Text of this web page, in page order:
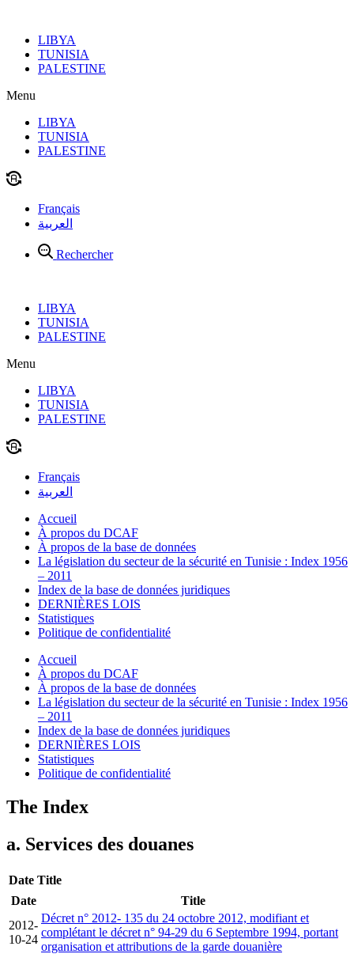
contenuLIBYA
TUNISIA
PALESTINE
Menu
LIBYA
TUNISIA
PALESTINE
Français
العربية
Rechercher
LIBYA
TUNISIA
PALESTINE
Menu
LIBYA
TUNISIA
PALESTINE
Français
العربية
Accueil
À propos du DCAF
À propos de la base de données
La législation du secteur de la sécurité en Tunisie : Index 1956
– 2011
Index de la base de données juridiques
DERNIÈRES LOIS
Statistiques
Politique de confidentialité
Accueil
À propos du DCAF
À propos de la base de données
La législation du secteur de la sécurité en Tunisie : Index 1956
– 2011
Index de la base de données juridiques
DERNIÈRES LOIS
Statistiques
Politique de confidentialité
The Index
a. Services des douanes
Date Title
Date
Title
2012-
10-24
Décret n° 2012- 135 du 24 octobre 2012, modifiant et
complétant le décret n° 94-29 du 6 Septembre 1994, portant
organisation et attributions de la garde douanière